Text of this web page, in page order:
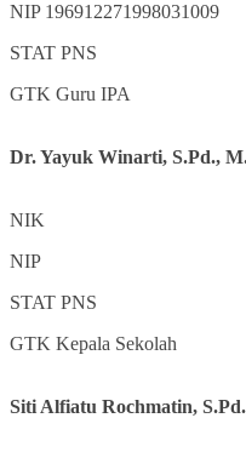
NIP 196912271998031009
STAT PNS
GTK Guru IPA
Dr. Yayuk Winarti, S.Pd.,
NIK
NIP
STAT PNS
GTK Kepala Sekolah
Siti Alfiatu Rochmatin, S.Pd.